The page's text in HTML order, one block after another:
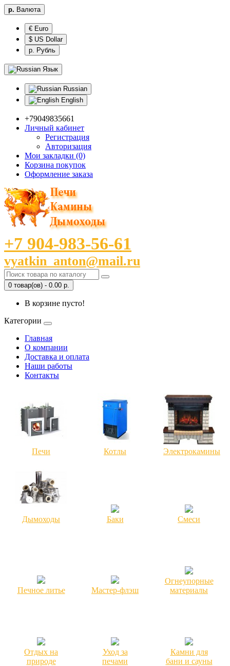
р. Валюта
€ Euro
$ US Dollar
р. Рубль
Язык
Russian
English
+79049835661
Личный кабинет
Регистрация
Авторизация
Мои закладки (0)
Корзина покупок
Оформление заказа
+7 904-983-56-61
vyatkin_anton@mail.ru
0 товар(ов) - 0.00 р.
В корзине пусто!
Категории
Главная
О компании
Доставка и оплата
Наши работы
Контакты
Печи Котлы Электрокамины
Дымоходы Баки Смеси
Печное литье Мастер-флэш
Огнеупорные
материалы
Отдых на
природе
Уход за
печами
Камни для
бани и сауны